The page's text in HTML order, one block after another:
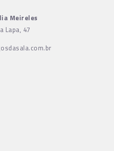
Meireles
Lapa, 47